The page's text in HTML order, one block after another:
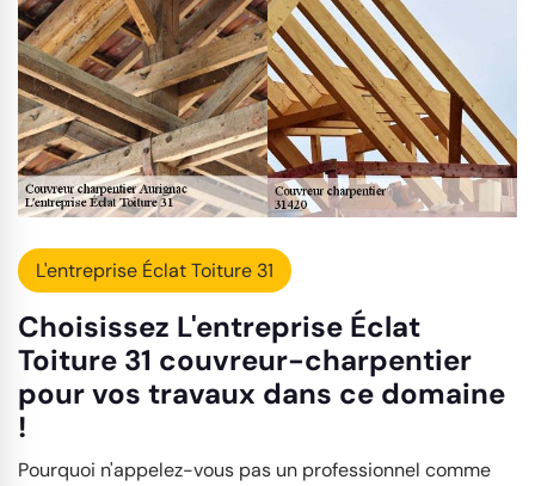
L'entreprise Éclat Toiture 31
Choisissez L'entreprise Éclat
Toiture 31 couvreur-charpentier
pour vos travaux dans ce domaine
!
Pourquoi n'appelez-vous pas un professionnel comme